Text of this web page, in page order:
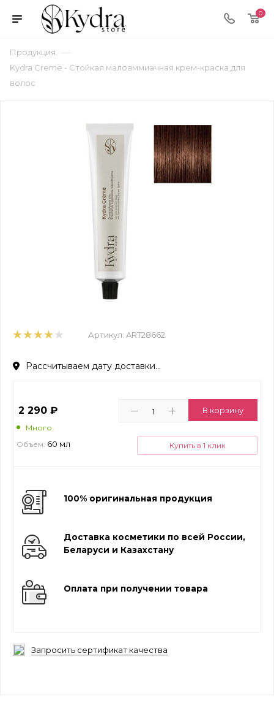
0
Продукция —
Kydra Cremе - Стойкая малоаммиачная крем-краска для
волос
Артикул: ART28662
Рассчитываем дату доставки...
2 290 ₽
Много
Объем: 60 мл
В корзину
Купить в 1 клик
100% оригинальная продукция
Доставка косметики по всей России,
Беларуси и Казахстану
Оплата при получении товара
Запросить сертификат качества